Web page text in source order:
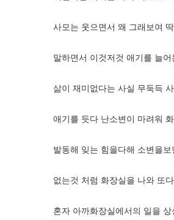
사모는 웃으면서 왜 그래보여
말하면서 이것저것 애기를 늘
삶이 재미없다는 사실 무둑득
애기를 듯다 난소변이 마려워
발동해 잊는 힘을다해 소변을
없는것 처럼 화장실을 나와 또
혼자 아까화장실에서의 일을